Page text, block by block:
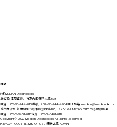
目录
(株)MEDIAN Diagnostics
总公司: 江原道春川市东内面循环大路878
电话. +82-33-244-0100传真. +82-33-244-4634电子邮箱. median@mediandx.com
首尔办公室: 首尔特别市松坡区法院路128，SK V1 GL METRO CITY C栋11层1114号
电话. +82-2-3401-0110传真. +82-2-3401-0112
Copyright© 2022 Median Diagnostics All Rights Reserved.
PRIVACY POLICY TERMS OF USE 来访之路 ADMIN